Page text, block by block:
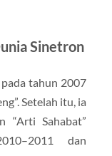
Sinetron
tahun 2007
Setelah itu, ia
“Arti Sahabat”
dan